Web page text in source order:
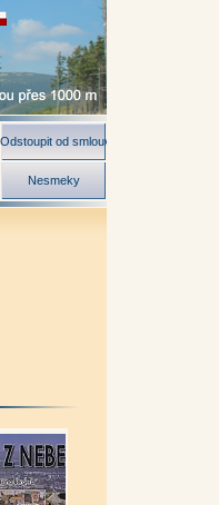
Odstoupit od smlouvy
Nesmeky